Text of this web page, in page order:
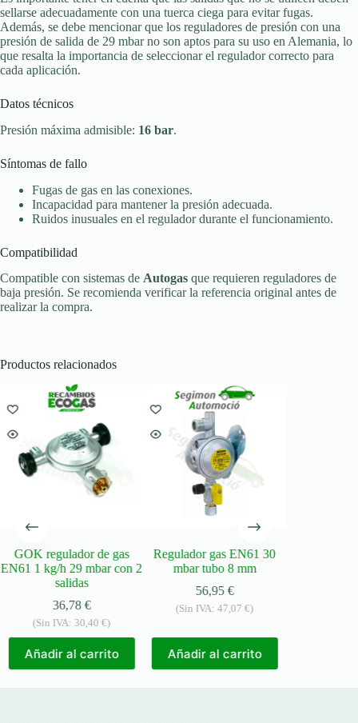
sellarse adecuadamente con una tuerca ciega para evitar fugas.
Además, se debe mencionar que los reguladores de presión con una
presión de salida de 29 mbar no son aptos para su uso en Alemania, lo
que resalta la importancia de seleccionar el regulador correcto para
cada aplicación.
Datos técnicos
Presión máxima admisible: 16 bar.
Síntomas de fallo
Fugas de gas en las conexiones.
Incapacidad para mantener la presión adecuada.
Ruidos inusuales en el regulador durante el funcionamiento.
Compatibilidad
Compatible con sistemas de Autogas que requieren reguladores de
baja presión. Se recomienda verificar la referencia original antes de
realizar la compra.
Productos relacionados
GOK regulador de gas
EN61 1 kg/h 29 mbar con 2
salidas
36,78 €
(Sin IVA:30,40€)
Añadir al carrito
Regulador gas EN61 30
mbar tubo 8 mm
56,95 €
(Sin IVA:47,07€)
Añadir al carrito